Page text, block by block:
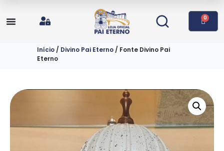
0
Início / Divino Pai Eterno / Fonte Divino Pai
Eterno